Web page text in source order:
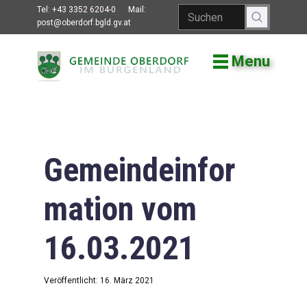
Tel: +43 3352 6204-0
Mail:
post@oberdorf.bgld.gv.at
Menu
Willkommen
Gemeindeamt
Gemeinderat
Bildung
Vereine
Gemeindeinfor
mation vom
16.03.2021
Veröffentlicht: 16. März 2021